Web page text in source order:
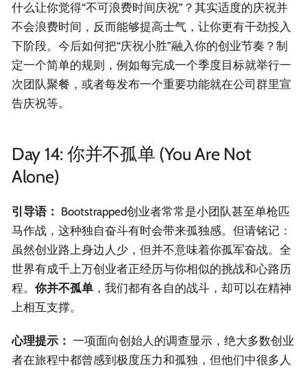
什么让你觉得“不可浪费时间庆祝”？其实适度的庆祝并
不会浪费时间，反而能够提高士气，让你更有干劲投入
下阶段。今后如何把“庆祝小胜”融入你的创业节奏？制
定一个简单的规则，例如每完成一个季度目标就举行一
次团队聚餐，或者每发布一个重要功能就在公司群里宣
告庆祝等。
Day 14: 你并不孤单 (You Are Not
Alone)
引导语： Bootstrapped创业者常常是小团队甚至单枪匹
马作战，这种独自奋斗有时会带来孤独感。但请铭记：
虽然创业路上身边人少，但并不意味着你孤军奋战。全
世界有成千上万创业者正经历与你相似的挑战和心路历
程。你并不孤单 ，我们都有各自的战斗，却可以在精神
上相互支撑。
心理提示： 一项面向创始人的调查显示，绝大多数创业
者在旅程中都曾感到极度压力和孤独，但他们中很多人